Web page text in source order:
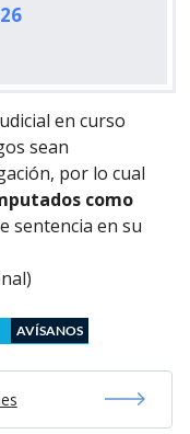
en curso
sean
por lo cual
como
sentencia en su
AVÍSANOS